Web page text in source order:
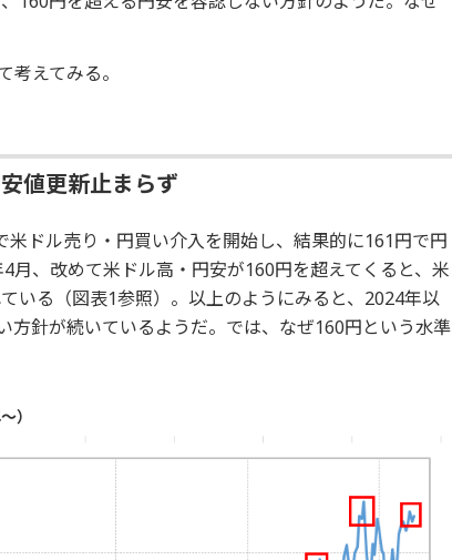
えてみる。
値更新止まらず
ドル売り・円買い介入を開始し、結果的に161円で円
月、改めて米ドル高・円安が160円を超えてくると、米
いる（図表1参照）。以上のようにみると、2024年以
方針が続いているようだ。では、なぜ160円という水準
）